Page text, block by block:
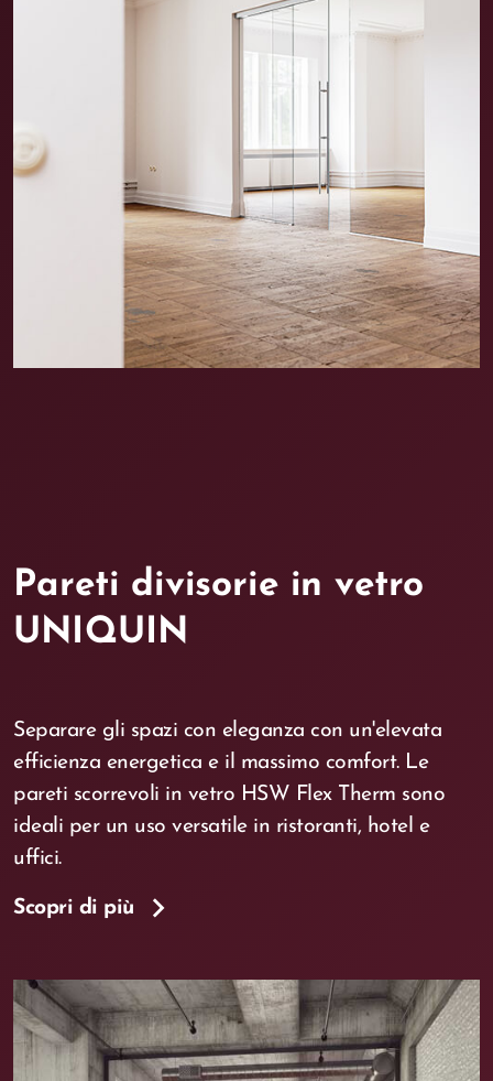
Pareti divisorie in vetro
UNIQUIN
Separare gli spazi con eleganza con un'elevata
efficienza energetica e il massimo comfort. Le
pareti scorrevoli in vetro HSW Flex Therm sono
ideali per un uso versatile in ristoranti, hotel e
uffici.
Scopri di più